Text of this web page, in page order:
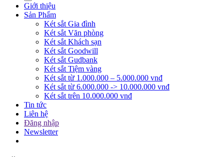
Giới thiệu
Sản Phẩm
Két sắt Gia đình
Két sắt Văn phòng
Két sắt Khách sạn
Két sắt Goodwill
Két sắt Gudbank
Két sắt Tiệm vàng
Két sắt từ 1.000.000 – 5.000.000 vnđ
Két sắt từ 6.000.000 -> 10.000.000 vnđ
Két sắt trên 10.000.000 vnđ
Tin tức
Liên hệ
Đăng nhập
Newsletter